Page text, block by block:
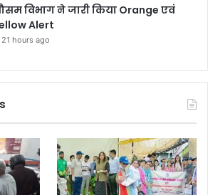
विभाग ने जारी किया Orange एवं
Alert
21 hours ago